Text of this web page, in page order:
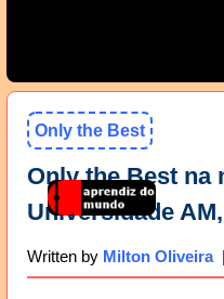
Only the Best
Only the Best na
Universidade
Written by Milton Oliveira